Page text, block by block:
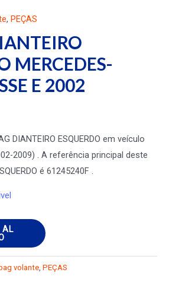
, PEÇAS
MERCEDES-
E 2002
DIANTEIRO ESQUERDO em veículo
2009) . A referência principal deste
é 61245240F .
AL
volante, PEÇAS